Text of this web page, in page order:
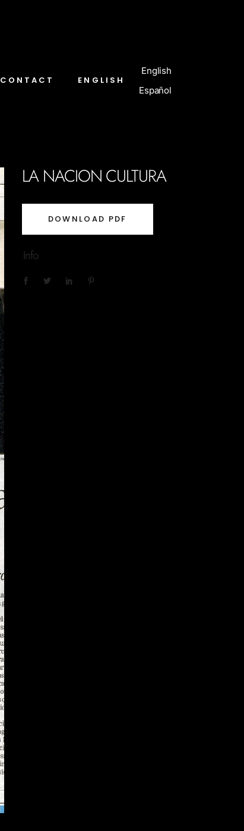
CONTACT ENGLISH
English
Español
LA NACION CULTURA
DOWNLOAD PDF
Info